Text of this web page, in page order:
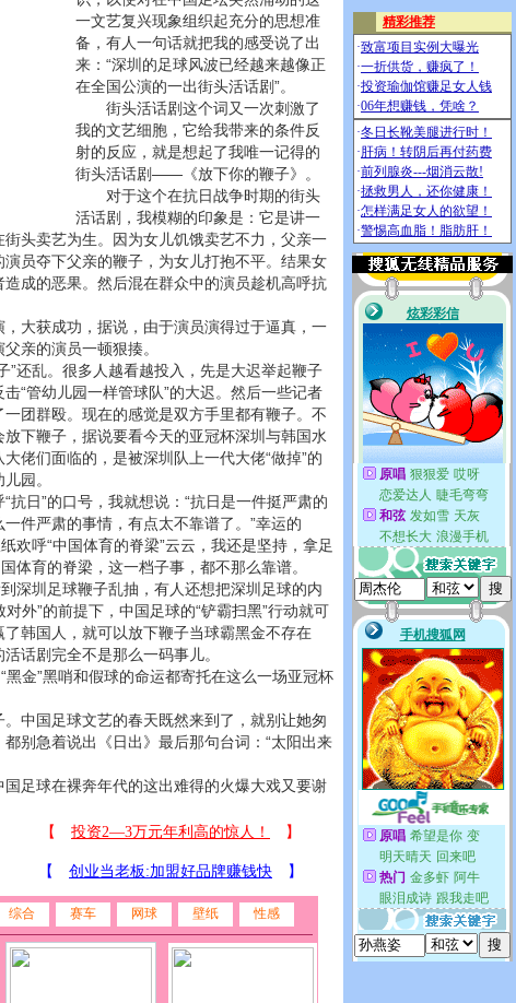
一文艺复兴现象组织起充分的思想准
备，有人一句话就把我的感受说了出
来：“深圳的足球风波已经越来越像正
在全国公演的一出街头活话剧”。
街头活话剧这个词又一次刺激了
我的文艺细胞，它给我带来的条件反
射的反应，就是想起了我唯一记得的
街头活话剧——《放下你的鞭子》。
对于这个在抗日战争时期的街头
活话剧，我模糊的印象是：它是讲一
头卖艺为生。因为女儿饥饿卖艺不力，父亲一
员夺下父亲的鞭子，为女儿打抱不平。结果女
成的恶果。然后混在群众中的演员趁机高呼抗
获成功，据说，由于演员演得过于逼真，一
亲的演员一顿狠揍。
乱。很多人越看越投入，先是大迟举起鞭子
“管幼儿园一样管球队”的大迟。然后一些记者
团群殴。现在的感觉是双方手里都有鞭子。不
下鞭子，据说要看今天的亚冠杯深圳与韩国水
佬们面临的，是被深圳队上一代大佬“做掉”的
园。
日”的口号，我就想说：“抗日是一件挺严肃的
件严肃的事情，有点太不靠谱了。”幸运的
欢呼“中国体育的脊梁”云云，我还是坚持，拿足
体育的脊梁，这一档子事，都不那么靠谱。
圳足球鞭子乱抽，有人还想把深圳足球的内
外”的前提下，中国足球的“铲霸扫黑”行动就可
韩国人，就可以放下鞭子当球霸黑金不存在
话剧完全不是那么一码事儿。
金”黑哨和假球的命运都寄托在这么一场亚冠杯
国足球文艺的春天既然来到了，就别让她匆
别急着说出《日出》最后那句台词：“太阳出来
球在裸奔年代的这出难得的火爆大戏又要谢
综合 赛车 网球 壁纸 性感